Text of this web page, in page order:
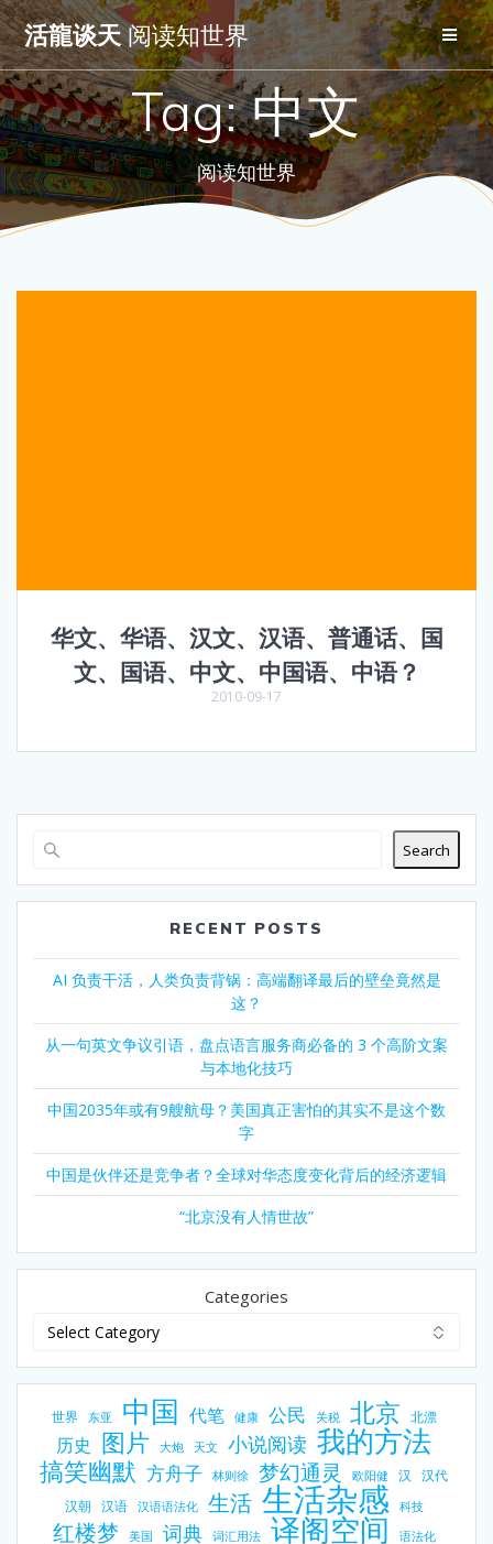
Skip
to
content
活龍谈天阅读知世界
Tag:中文
阅读知世界
华文、华语、汉文、汉语、普通话、国
文、国语、中文、中国语、中语？
2010-09-17
Search
RECENT POSTS
AI 负责干活，人类负责背锅：高端翻译最后的壁垒竟然是
这？
从一句英文争议引语，盘点语言服务商必备的 3 个高阶文案
与本地化技巧
中国2035年或有9艘航母？美国真正害怕的其实不是这个数
字
中国是伙伴还是竞争者？全球对华态度变化背后的经济逻辑
“北京没有人情世故”
Categories
世界 东亚 中国 代笔 健康 公民 关税 北京 北漂
历史 图片 大炮 天文 小说阅读 我的方法
搞笑幽默 方舟子 林则徐 梦幻通灵 欧阳健 汉 汉代
汉朝 汉语 汉语语法化 生活 生活杂感 科技
红楼梦 美国 词典 词汇用法 译阁空间 语法化